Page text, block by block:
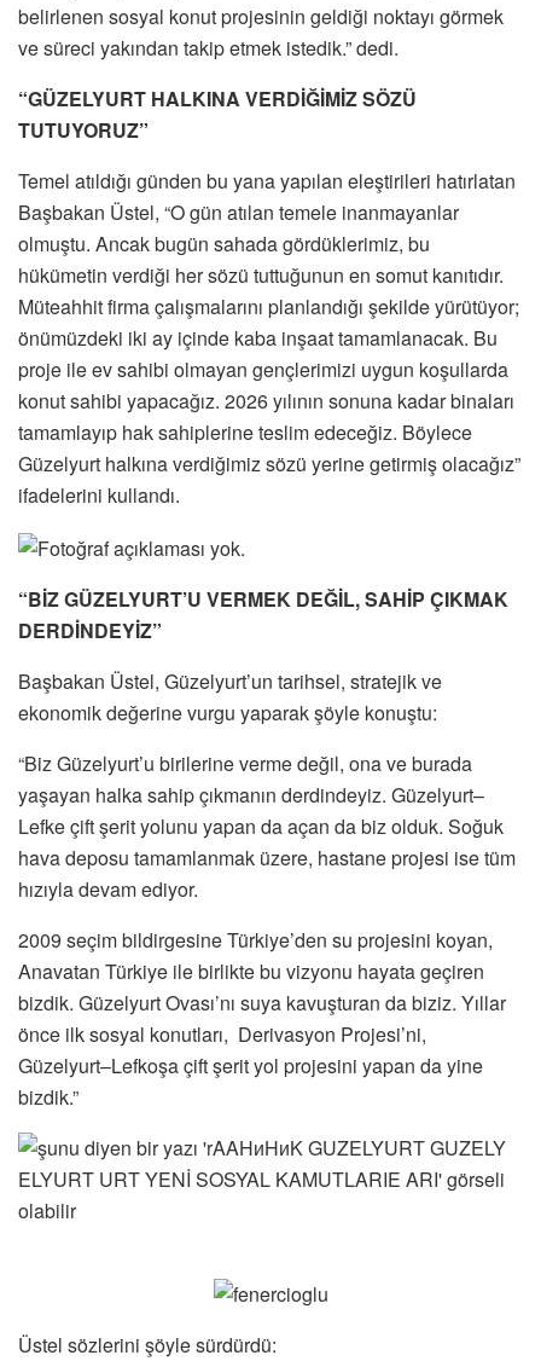
belirlenen sosyal konut projesinin geldiği noktayı görmek
ve süreci yakından takip etmek istedik.” dedi.
“GÜZELYURT HALKINA VERDİĞİMİZ SÖZÜ
TUTUYORUZ”
Temel atıldığı günden bu yana yapılan eleştirileri hatırlatan
Başbakan Üstel, “O gün atılan temele inanmayanlar
olmuştu. Ancak bugün sahada gördüklerimiz, bu
hükümetin verdiği her sözü tuttuğunun en somut kanıtıdır.
Müteahhit firma çalışmalarını planlandığı şekilde yürütüyor;
önümüzdeki iki ay içinde kaba inşaat tamamlanacak. Bu
proje ile ev sahibi olmayan gençlerimizi uygun koşullarda
konut sahibi yapacağız. 2026 yılının sonuna kadar binaları
tamamlayıp hak sahiplerine teslim edeceğiz. Böylece
Güzelyurt halkına verdiğimiz sözü yerine getirmiş olacağız”
ifadelerini kullandı.
“BİZ GÜZELYURT’U VERMEK DEĞİL, SAHİP ÇIKMAK
DERDİNDEYİZ”
Başbakan Üstel, Güzelyurt’un tarihsel, stratejik ve
ekonomik değerine vurgu yaparak şöyle konuştu:
“Biz Güzelyurt’u birilerine verme değil, ona ve burada
yaşayan halka sahip çıkmanın derdindeyiz. Güzelyurt–
Lefke çift şerit yolunu yapan da açan da biz olduk. Soğuk
hava deposu tamamlanmak üzere, hastane projesi ise tüm
hızıyla devam ediyor.
2009 seçim bildirgesine Türkiye’den su projesini koyan,
Anavatan Türkiye ile birlikte bu vizyonu hayata geçiren
bizdik. Güzelyurt Ovası’nı suya kavuşturan da biziz. Yıllar
önce ilk sosyal konutları, Derivasyon Projesi’ni,
Güzelyurt–Lefkoşa çift şerit yol projesini yapan da yine
bizdik.”
Üstel sözlerini şöyle sürdürdü: